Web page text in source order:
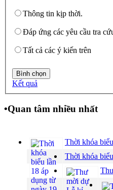
Thông tin kịp thời.
Đáp ứng các yêu cầu tra
Tất cả các ý kiến trên
Kết quả
•Quan tâm nhiều nhất
Thời khóa
Thời khóa